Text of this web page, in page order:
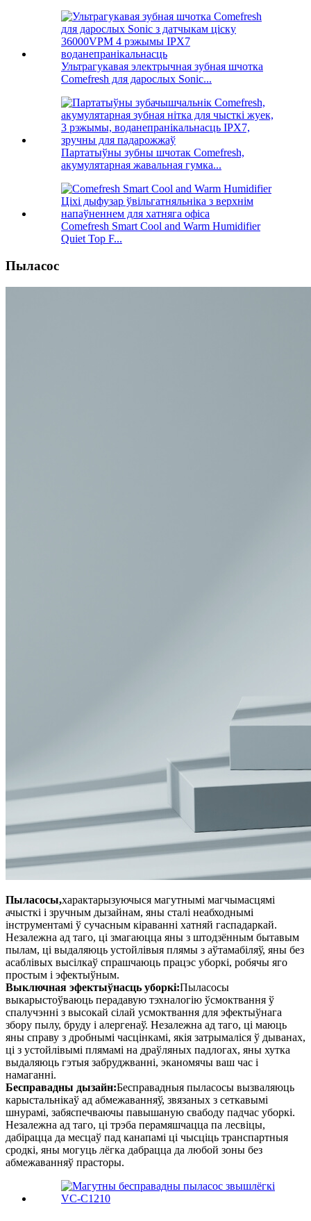
Ультрагукавая электрычная зубная шчотка
Comefresh для дарослых Sonic...
Партатыўны зубны шчотак Comefresh,
акумулятарная жавальная гумка...
Comefresh Smart Cool and Warm Humidifier
Quiet Top F...
Пыласос
Пыласосы,характарызуючыся магутнымі магчымасцямі
ачысткі і зручным дызайнам, яны сталі неабходнымі
інструментамі ў сучасным кіраванні хатняй гаспадаркай.
Незалежна ад таго, ці змагаюцца яны з штодзённым бытавым
пылам, ці выдаляюць устойлівыя плямы з аўтамабіляў, яны без
асаблівых высілкаў спрашчаюць працэс уборкі, робячы яго
простым і эфектыўным.
Выключная эфектыўнасць уборкі:Пыласосы
выкарыстоўваюць перадавую тэхналогію ўсмоктвання ў
спалучэнні з высокай сілай усмоктвання для эфектыўнага
збору пылу, бруду і алергенаў. Незалежна ад таго, ці маюць
яны справу з дробнымі часцінкамі, якія затрымаліся ў дыванах,
ці з устойлівымі плямамі на драўляных падлогах, яны хутка
выдаляюць гэтыя забруджванні, эканомячы ваш час і
намаганні.
Бесправадны дызайн:Бесправадныя пыласосы вызваляюць
карыстальнікаў ад абмежаванняў, звязаных з сеткавымі
шнурамі, забяспечваючы павышаную свабоду падчас уборкі.
Незалежна ад таго, ці трэба перамяшчацца па лесвіцы,
дабірацца да месцаў пад канапамі ці чысціць транспартныя
сродкі, яны могуць лёгка дабрацца да любой зоны без
абмежаванняў прасторы.